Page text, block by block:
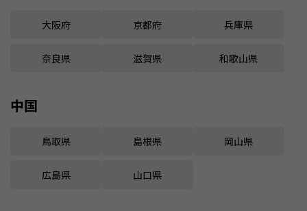
大阪府 京都府 兵庫県
奈良県 滋賀県 和歌山県
中国
鳥取県 島根県 岡山県
広島県 山口県